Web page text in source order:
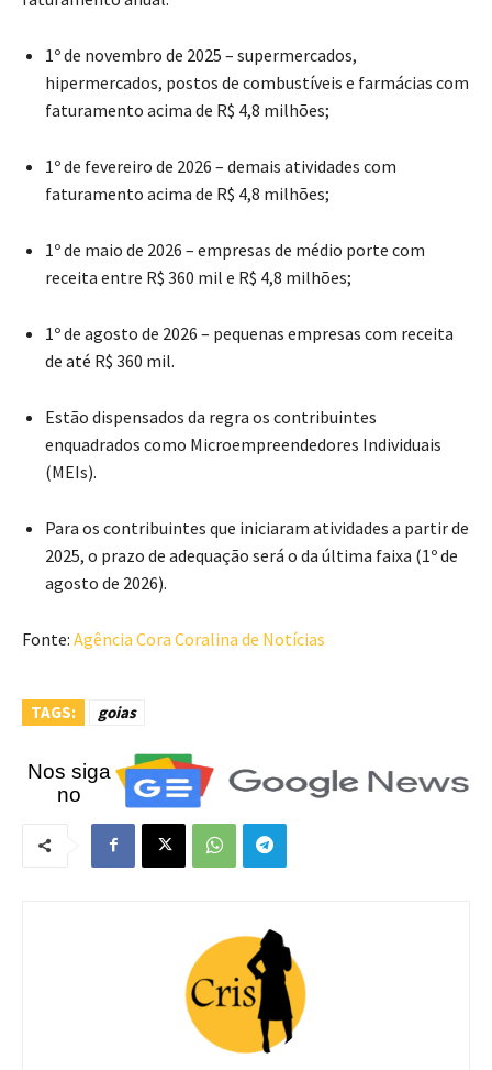
1º de novembro de 2025 – supermercados,
hipermercados, postos de combustíveis e farmácias com
faturamento acima de R$ 4,8 milhões;
1º de fevereiro de 2026 – demais atividades com
faturamento acima de R$ 4,8 milhões;
1º de maio de 2026 – empresas de médio porte com
receita entre R$ 360 mil e R$ 4,8 milhões;
1º de agosto de 2026 – pequenas empresas com receita
de até R$ 360 mil.
Estão dispensados da regra os contribuintes
enquadrados como Microempreendedores Individuais
(MEIs).
Para os contribuintes que iniciaram atividades a partir de
2025, o prazo de adequação será o da última faixa (1º de
agosto de 2026).
Fonte: Agência Cora Coralina de Notícias
TAGS: goias
Nos siga
no